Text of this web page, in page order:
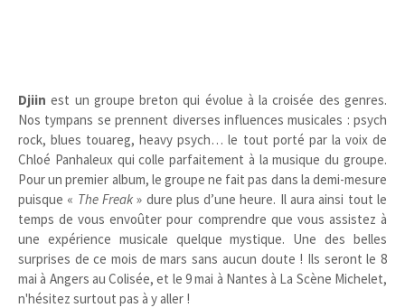
Djiin est un groupe breton qui évolue à la croisée des genres.
Nos tympans se prennent diverses influences musicales : psych
rock, blues touareg, heavy psych… le tout porté par la voix de
Chloé Panhaleux qui colle parfaitement à la musique du groupe.
Pour un premier album, le groupe ne fait pas dans la demi-mesure
puisque « The Freak» dure plus d’une heure. Il aura ainsi tout le
temps de vous envoûter pour comprendre que vous assistez à
une expérience musicale quelque mystique. Une des belles
surprises de ce mois de mars sans aucun doute ! Ils seront le 8
mai à Angers au Colisée, et le 9 mai à Nantes à La Scène Michelet,
n'hésitez surtout pas à y aller !